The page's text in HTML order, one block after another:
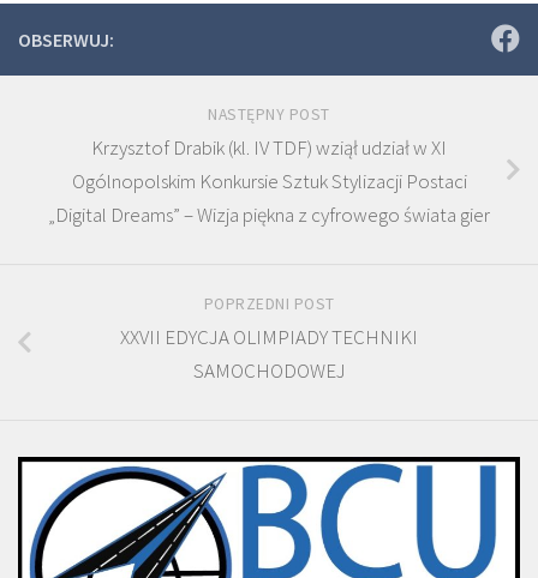
OBSERWUJ:
NASTĘPNY POST
Krzysztof Drabik (kl. IV TDF) wziął udział w XI
Ogólnopolskim Konkursie Sztuk Stylizacji Postaci
„Digital Dreams” – Wizja piękna z cyfrowego świata gier
POPRZEDNI POST
XXVII EDYCJA OLIMPIADY TECHNIKI
SAMOCHODOWEJ